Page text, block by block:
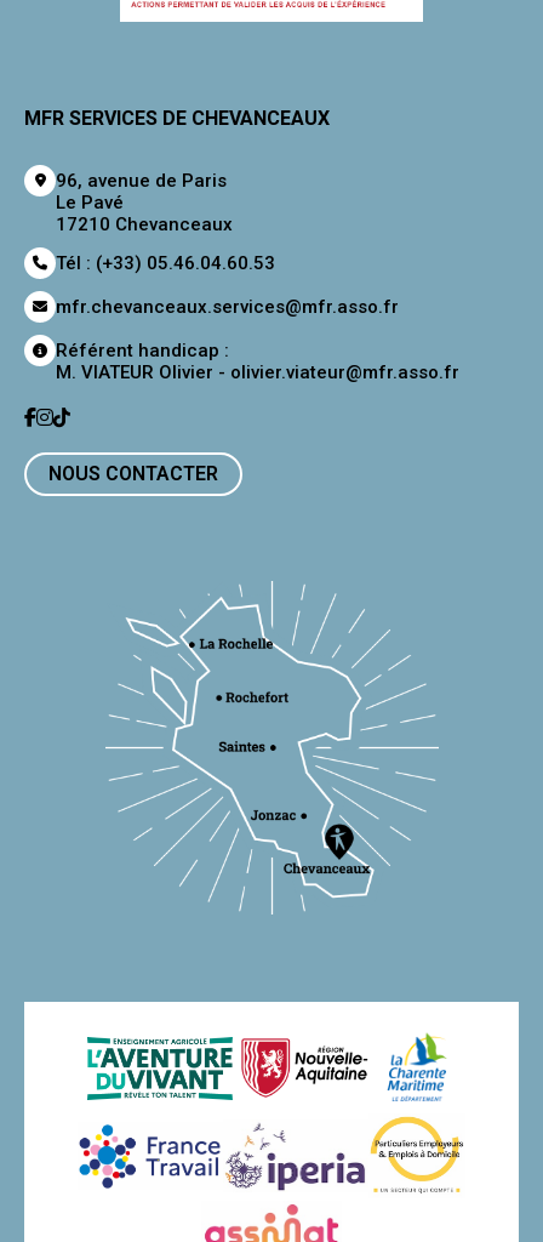
MFR SERVICES DE CHEVANCEAUX
96, avenue de Paris
Le Pavé
17210 Chevanceaux
Tél : (+33) 05.46.04.60.53
mfr.chevanceaux.services@mfr.asso.fr
Référent handicap :
M. VIATEUR Olivier - olivier.viateur@mfr.asso.fr
NOUS CONTACTER